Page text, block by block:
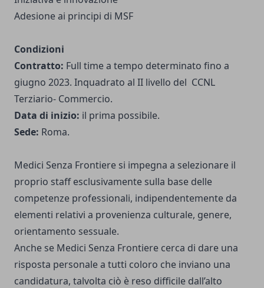
Adesione ai principi di MSF
Condizioni
Contratto: Full time a tempo determinato fino a
giugno 2023. Inquadrato al II livello del CCNL
Terziario- Commercio.
Data di inizio: il prima possibile.
Sede: Roma.
Medici Senza Frontiere si impegna a selezionare il
proprio staff esclusivamente sulla base delle
competenze professionali, indipendentemente da
elementi relativi a provenienza culturale, genere,
orientamento sessuale.
Anche se Medici Senza Frontiere cerca di dare una
risposta personale a tutti coloro che inviano una
candidatura, talvolta ciò è reso difficile dall’alto